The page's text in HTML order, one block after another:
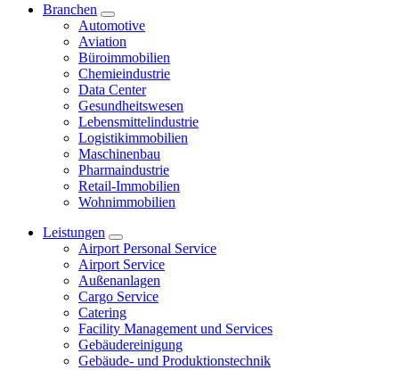
Branchen
Automotive
Aviation
Büroimmobilien
Chemieindustrie
Data Center
Gesundheitswesen
Lebensmittelindustrie
Logistikimmobilien
Maschinenbau
Pharmaindustrie
Retail-Immobilien
Wohnimmobilien
Leistungen
Airport Personal Service
Airport Service
Außenanlagen
Cargo Service
Catering
Facility Management und Services
Gebäudereinigung
Gebäude- und Produktionstechnik